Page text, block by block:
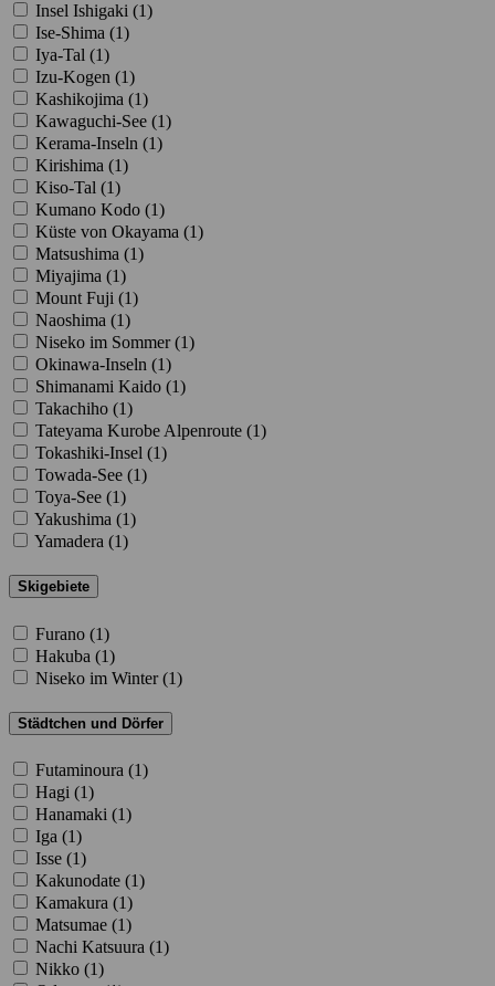
Insel Ishigaki (1)
Ise-Shima (1)
Iya-Tal (1)
Izu-Kogen (1)
Kashikojima (1)
Kawaguchi-See (1)
Kerama-Inseln (1)
Kirishima (1)
Kiso-Tal (1)
Kumano Kodo (1)
Küste von Okayama (1)
Matsushima (1)
Miyajima (1)
Mount Fuji (1)
Naoshima (1)
Niseko im Sommer (1)
Okinawa-Inseln (1)
Shimanami Kaido (1)
Takachiho (1)
Tateyama Kurobe Alpenroute (1)
Tokashiki-Insel (1)
Towada-See (1)
Toya-See (1)
Yakushima (1)
Yamadera (1)
Skigebiete
Furano (1)
Hakuba (1)
Niseko im Winter (1)
Städtchen und Dörfer
Futaminoura (1)
Hagi (1)
Hanamaki (1)
Iga (1)
Isse (1)
Kakunodate (1)
Kamakura (1)
Matsumae (1)
Nachi Katsuura (1)
Nikko (1)